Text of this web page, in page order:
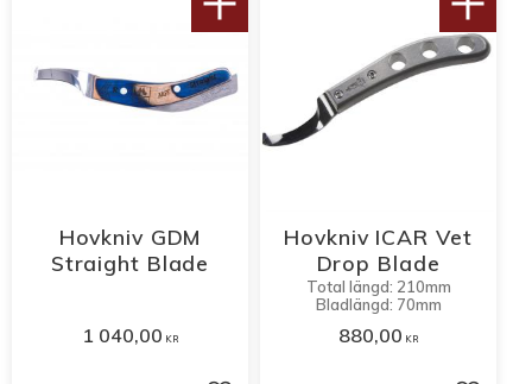
Hovkniv GDM
Straight Blade
1 040,00 KR
Hovkniv ICAR Vet
Drop Blade
Total längd: 210mm
Bladlängd: 70mm
880,00 KR